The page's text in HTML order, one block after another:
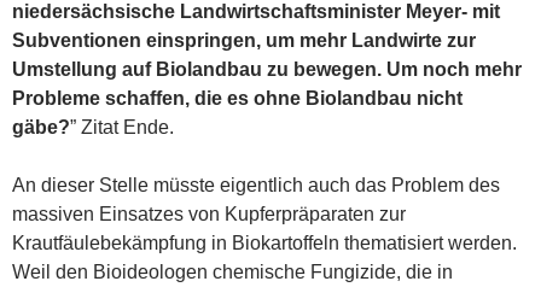
niedersächsische Landwirtschaftsminister Meyer- mit
Subventionen einspringen, um mehr Landwirte zur
Umstellung auf Biolandbau zu bewegen. Um noch mehr
Probleme schaffen, die es ohne Biolandbau nicht
gäbe?” Zitat Ende.
An dieser Stelle müsste eigentlich auch das Problem des
massiven Einsatzes von Kupferpräparaten zur
Krautfäulebekämpfung in Biokartoffeln thematisiert werden.
Weil den Bioideologen chemische Fungizide, die in